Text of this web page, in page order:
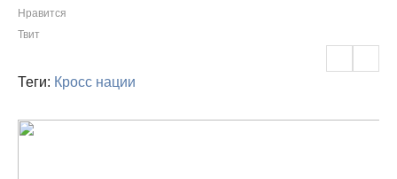
Нравится
Твит
Теги: Кросс нации